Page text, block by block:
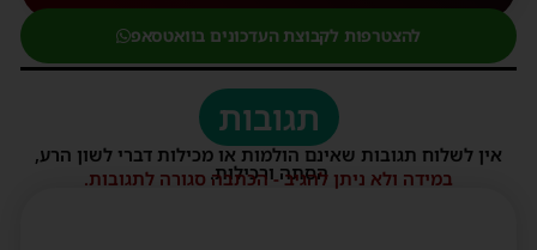
להצטרפות לקבוצת העדכונים בוואטסאפ
תגובות
אין לשלוח תגובות שאינם הולמות או מכילות דברי לשון הרע,
הסתה ורכילות.
במידה ולא ניתן להגיב - הכתבה סגורה לתגובות.